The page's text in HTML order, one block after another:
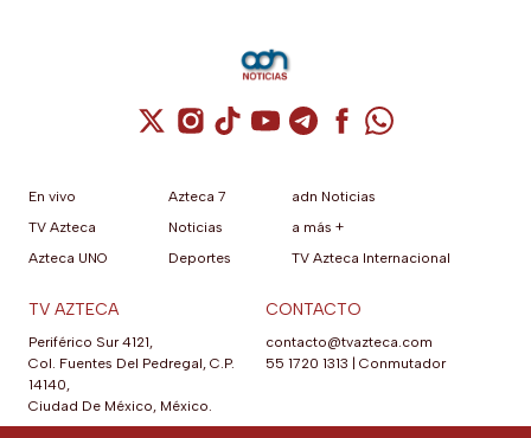
Cuenta de X / Twitter (se abre en una
Cuenta de Instagram (se abre en una
Cuenta de TikTok (se abre en
Cuenta de YouTube (se abre
Cuenta de Telegram (se
Cuenta de
Cuenta de
En vivo
TV Azteca
Azteca UNO
Azteca 7
Noticias
Deportes
adn Noticias
a más +
TV Azteca Internacional
TV AZTECA
Periférico Sur 4121,
Col. Fuentes Del Pedregal, C.P.
14140,
Ciudad De México, México.
CONTACTO
contacto@tvazteca.com
55 1720 1313
Conmutador